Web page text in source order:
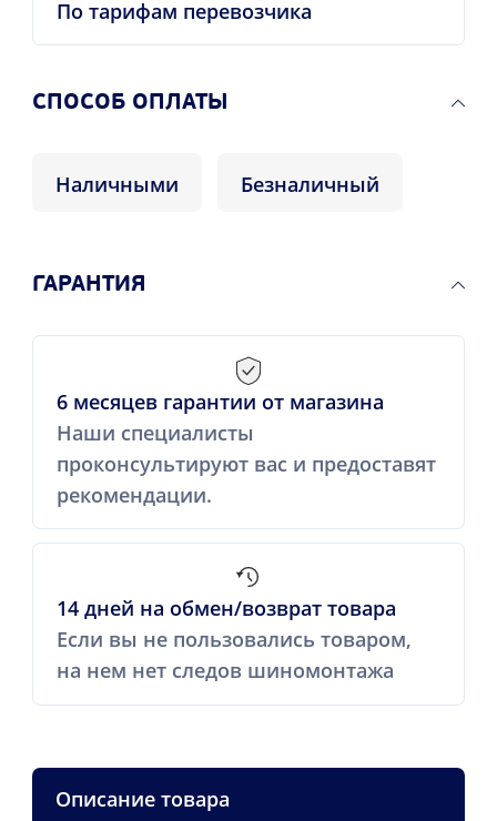
По тарифам перевозчика
CПОСОБ ОПЛАТЫ
Наличными Безналичный
ГАРАНТИЯ
6 месяцев гарантии от магазина
Наши специалисты
проконсультируют вас и предоставят
рекомендации.
14 дней на обмен/возврат товара
Если вы не пользовались товаром,
на нем нет следов шиномонтажа
Описание товара